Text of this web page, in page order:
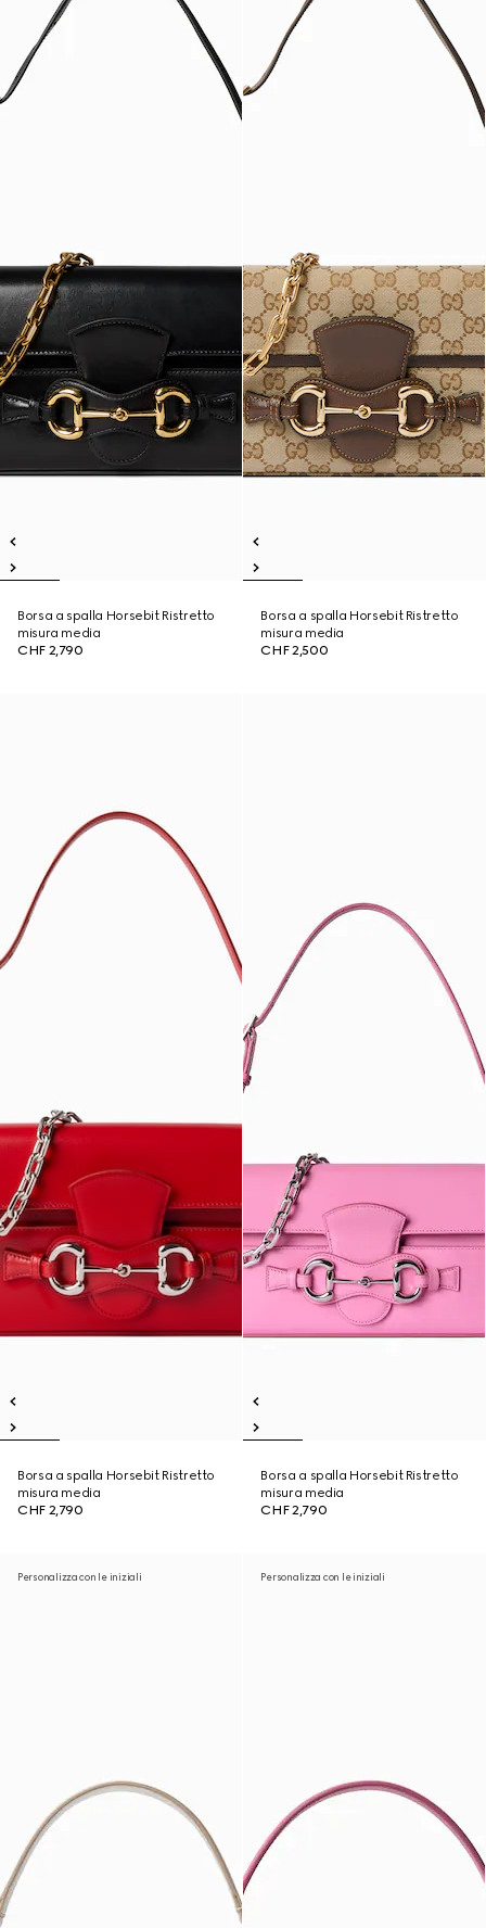
Borsa a spalla Horsebit Ristretto
misura media
CHF 2,790
Borsa a spalla Horsebit Ristretto
misura media
CHF 2,500
Borsa a spalla Horsebit Ristretto
misura media
CHF 2,790
Borsa a spalla Horsebit Ristretto
misura media
CHF 2,790
Personalizza con le iniziali Personalizza con le iniziali